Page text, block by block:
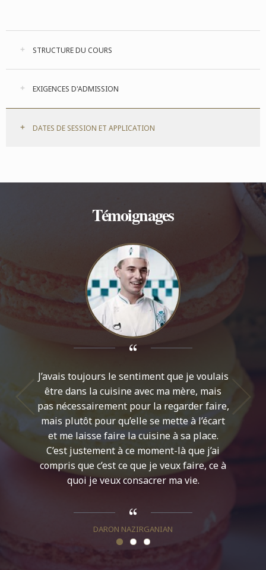
STRUCTURE DU COURS
EXIGENCES D'ADMISSION
DATES DE SESSION ET APPLICATION
Témoignages
J’avais toujours le sentiment que je voulais
être dans la cuisine avec ma mère, mais
pas nécessairement pour la regarder faire,
mais plutôt pour qu’elle se mette à l’écart
et me laisse faire la cuisine à sa place.
C’est justement à ce moment-là que j’ai
compris que c’est ce que je veux faire, ce à
quoi je veux consacrer ma vie.
DARON NAZIRGANIAN
Les
il y a